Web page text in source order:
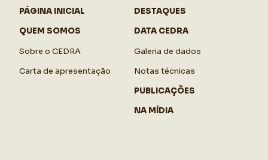
PÁGINA INICIAL
QUEM SOMOS
Sobre o CEDRA
Carta de apresentação
DESTAQUES
DATA CEDRA
Galeria de dados
Notas técnicas
PUBLICAÇÕES
NA MÍDIA